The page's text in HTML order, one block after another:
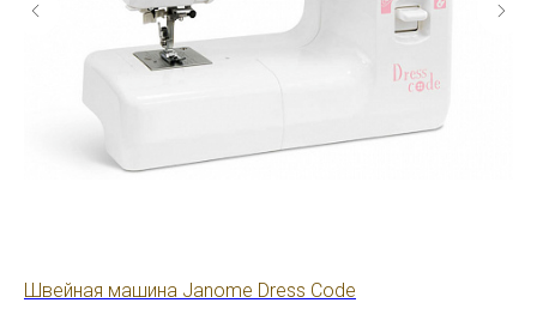
Швейная машина Janome Dress Code